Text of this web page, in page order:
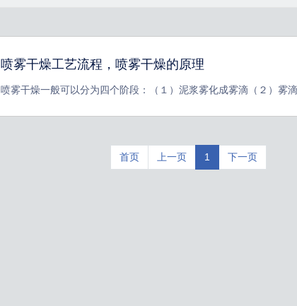
喷雾干燥工艺流程，喷雾干燥的原理
喷雾干燥一般可以分为四个阶段：（１）泥浆雾化成雾滴（２）雾
确定雾滴大小。雾滴大小
首页 上一页 1 下一页